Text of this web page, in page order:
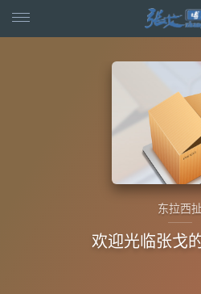
东拉西
欢迎光临张戈